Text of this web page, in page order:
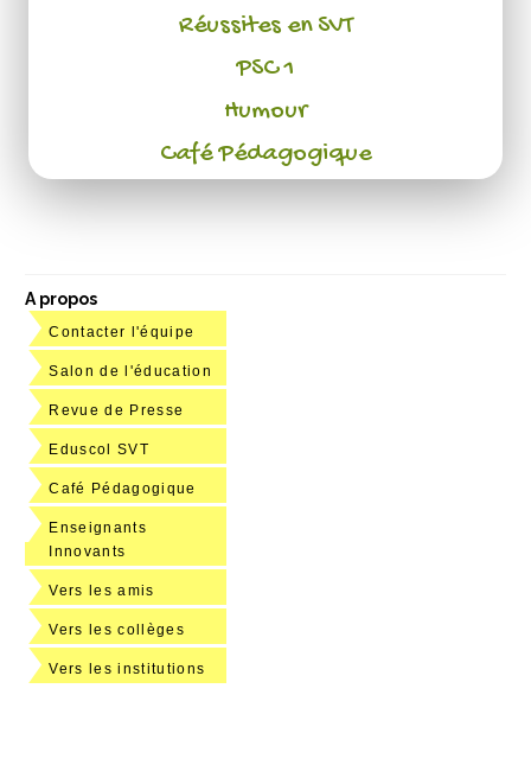
Réussites en SVT
PSC 1
Humour
Café Pédagogique
A propos
Contacter l'équipe
Salon de l'éducation
Revue de Presse
Eduscol SVT
Café Pédagogique
Enseignants
Innovants
Vers les amis
Vers les collèges
Vers les institutions